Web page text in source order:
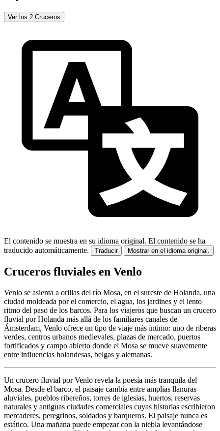
Ver los 2 Cruceros
El contenido se muestra en su idioma original. El contenido se ha
traducido automáticamente.
Traducir Mostrar en el idioma original.
Cruceros fluviales en Venlo
Venlo se asienta a orillas del río Mosa, en el sureste de Holanda, una
ciudad moldeada por el comercio, el agua, los jardines y el lento
ritmo del paso de los barcos. Para los viajeros que buscan un crucero
fluvial por Holanda más allá de los familiares canales de
Ámsterdam, Venlo ofrece un tipo de viaje más íntimo: uno de riberas
verdes, centros urbanos medievales, plazas de mercado, puertos
fortificados y campo abierto donde el Mosa se mueve suavemente
entre influencias holandesas, belgas y alemanas.
Un crucero fluvial por Venlo revela la poesía más tranquila del
Mosa. Desde el barco, el paisaje cambia entre amplias llanuras
aluviales, pueblos ribereños, torres de iglesias, huertos, reservas
naturales y antiguas ciudades comerciales cuyas historias escribieron
mercaderes, peregrinos, soldados y barqueros. El paisaje nunca es
estático. Una mañana puede empezar con la niebla levantándose